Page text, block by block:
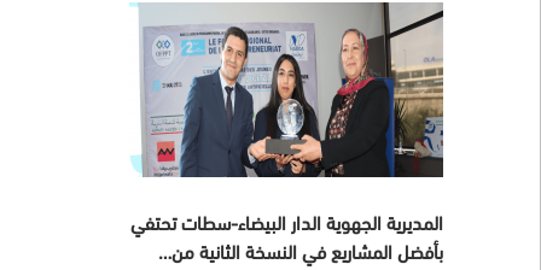
المديرية الجهوية الدار البيضاء-سطات تحتفي
بأفضل المشاريع في النسخة الثانية من…